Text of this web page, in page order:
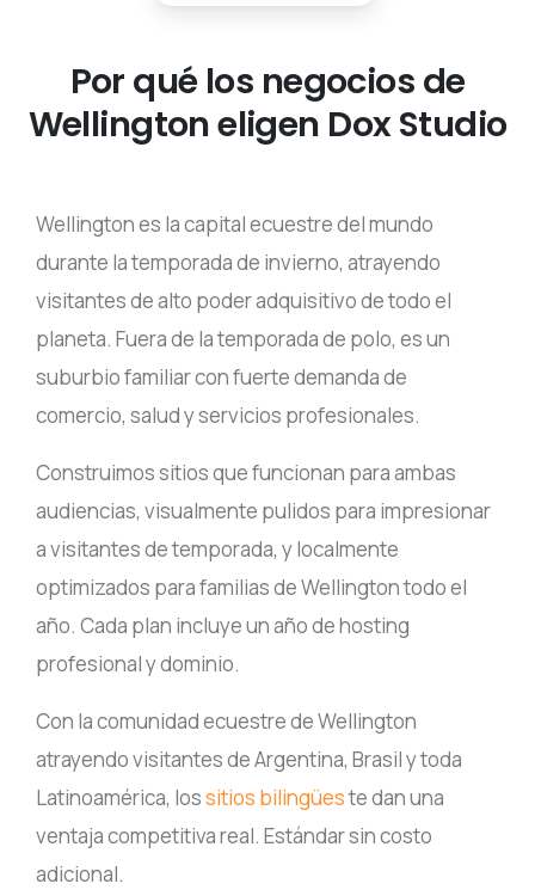
Wellington eligen Dox Studio
durante la temporada de invierno, atrayendo
visitantes de alto poder adquisitivo de todo el
planeta. Fuera de la temporada de polo, es un
suburbio familiar con fuerte demanda de
comercio, salud y servicios profesionales.
Construimos sitios que funcionan para ambas
audiencias, visualmente pulidos para impresionar
a visitantes de temporada, y localmente
optimizados para familias de Wellington todo el
año. Cada plan incluye un año de hosting
profesional y dominio.
Con la comunidad ecuestre de Wellington
atrayendo visitantes de Argentina, Brasil y toda
Latinoamérica, los
sitios bilingües
te dan una
ventaja competitiva real. Estándar sin costo
adicional.